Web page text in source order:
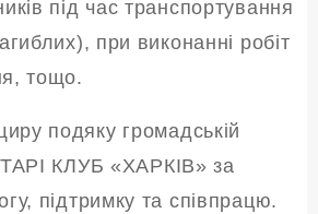
під час транспортування
при виконанні робіт
тощо.
подяку громадській
КЛУБ «ХАРКІВ» за
підтримку та співпрацю.